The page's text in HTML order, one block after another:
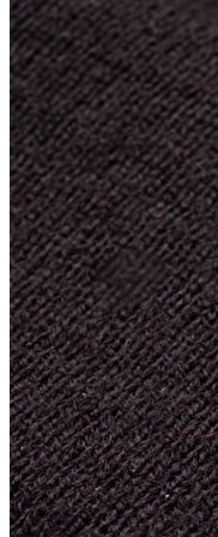
T-shirt
Polo
Şort
Deniz Şortu
Atlet
Hırka
Eşofman Altı
Yağmurluk
Dış Giyim
Mont
Ceket
Kaban
Trenchcoat